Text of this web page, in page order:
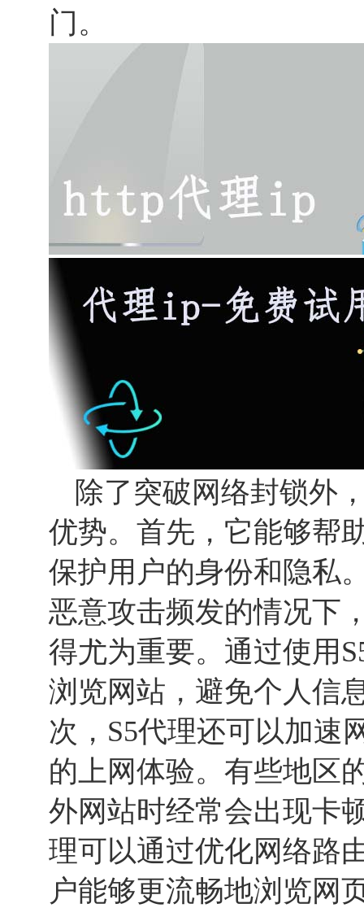
门。
除了突破网络封锁外
优势。首先，它能够帮
保护用户的身份和隐私
恶意攻击频发的情况下
得尤为重要。通过使用
浏览网站，避免个人信
次，S5代理还可以加速
的上网体验。有些地区
外网站时经常会出现卡
理可以通过优化网络路
户能够更流畅地浏览网